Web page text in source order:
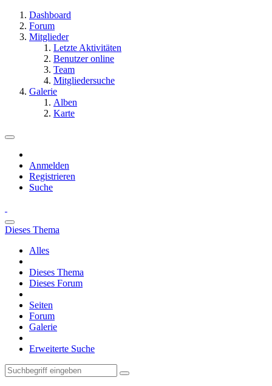
Dashboard
Forum
Mitglieder
Letzte Aktivitäten
Benutzer online
Team
Mitgliedersuche
Galerie
Alben
Karte
Anmelden
Registrieren
Suche
Dieses Thema
Alles
Dieses Thema
Dieses Forum
Seiten
Forum
Galerie
Erweiterte Suche